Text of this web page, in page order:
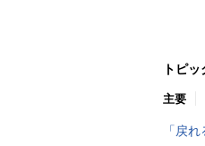
トピッ
主要
「戻